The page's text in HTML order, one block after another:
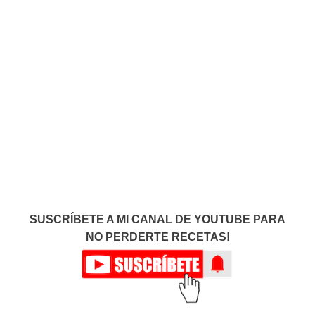
SUSCRÍBETE A MI CANAL DE YOUTUBE PARA
NO PERDERTE RECETAS!